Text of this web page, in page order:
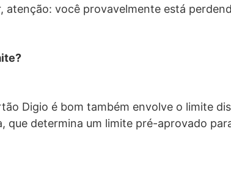
atenção: você provavelmente está
Digio é bom também envolve o limite
que determina um limite pré-aprovado